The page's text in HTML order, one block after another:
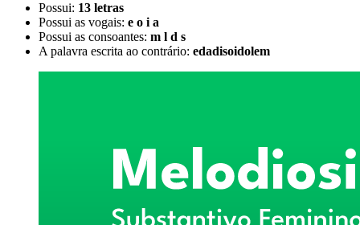
Possui: 13 letras
Possui as vogais: e o i a
Possui as consoantes: m l d s
A palavra escrita ao contrário: edadisoidolem